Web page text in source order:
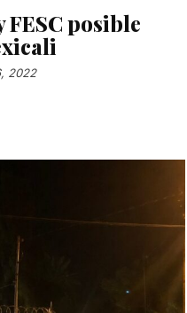
FESC posible
2022